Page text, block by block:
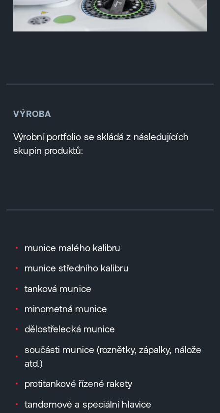
VÝROBA
Výrobní portfolio se skládá z následujících
skupin produktů:
munice malého kalibru
munice středního kalibru
tanková munice
minometná munice
dělostřelecká munice
součásti munice (roznětky, zápalky, nálože
atd.)
protitankové řízené rakety
tandemové a speciální hlavice